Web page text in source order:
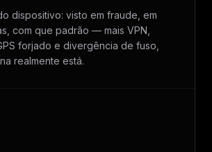
dispositivo: visto em fraude, em
com que padrão — mais VPN,
forjado e divergência de fuso,
realmente está.